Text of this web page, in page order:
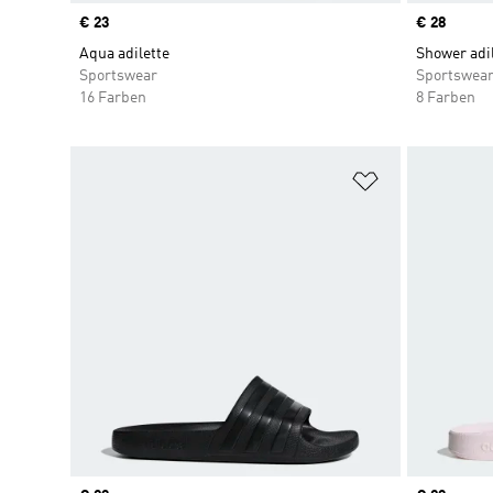
Price
€ 23
Aqua adilette
Sportswear
16 Farben
Price
€ 28
Shower
Sportswear
8 Farben